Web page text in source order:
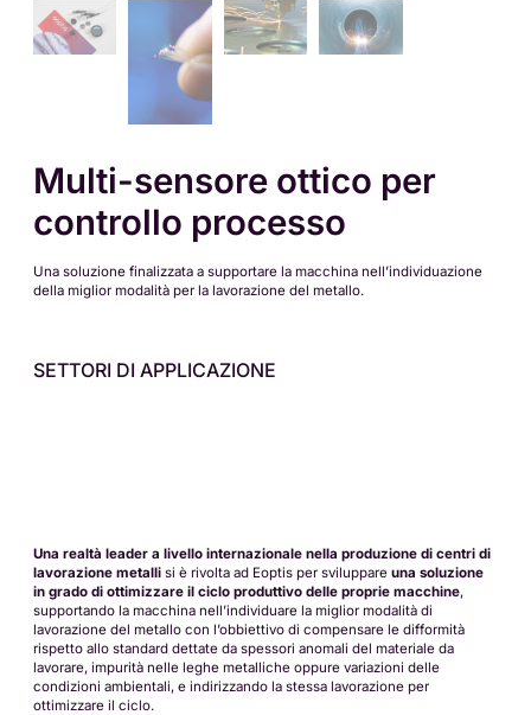
Multi-sensore ottico per
controllo processo
Una soluzione finalizzata a supportare la macchina nell’individuazione
della miglior modalità per la lavorazione del metallo.
SETTORI DI APPLICAZIONE
Una realtà leader a livello internazionale nella produzione di centri di
lavorazione metalli si è rivolta ad Eoptis per sviluppare una soluzione
in grado di ottimizzare il ciclo produttivo delle proprie macchine,
supportando la macchina nell’individuare la miglior modalità di
lavorazione del metallo con l’obbiettivo di compensare le difformità
rispetto allo standard dettate da spessori anomali del materiale da
lavorare, impurità nelle leghe metalliche oppure variazioni delle
condizioni ambientali, e indirizzando la stessa lavorazione per
ottimizzare il ciclo.